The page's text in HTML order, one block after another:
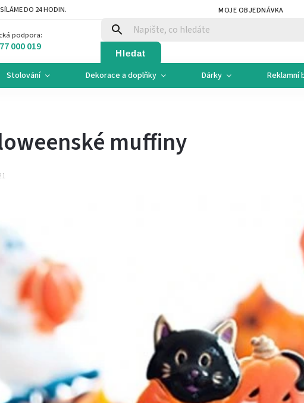
DO 24 HODIN. MOJE OBJEDNÁVKA
podpora:
000 019 Hledat
Stolování Dekorace a doplňky Dárky Reklamní
muffiny